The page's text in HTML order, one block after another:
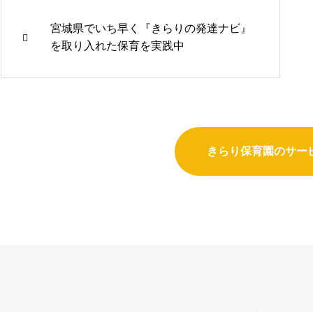
宮城県でいち早く『きらりの発達ナビ』
を取り入れた保育を実践中
きらり保育園のサー